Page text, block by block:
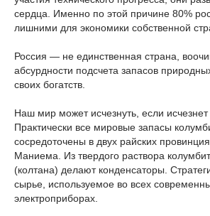
сердца. Именно по этой причине 80%
лишними для экономики собственной
Россия — не единственная страна,
абсурдности подсчета запасов
своих богатств.
Наш мир может исчезнуть, если исчезнет
Практически все мировые запасы
сосредоточены в двух райских
Маниема. Из твердого раствора
(колтана) делают конденсаторы.
сырье, используемое во всех
электроприборах.